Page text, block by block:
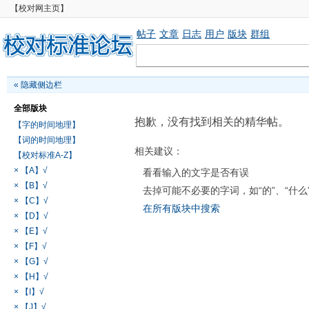
【校对网主页】
帖子 文章 日志 用户 版块 群组
« 隐藏侧边栏
全部版块
【字的时间地理】
【词的时间地理】
【校对标准A-Z】
× 【A】√
× 【B】√
× 【C】√
× 【D】√
× 【E】√
× 【F】√
× 【G】√
× 【H】√
× 【I】√
× 【J】√
抱歉，没有找到相关的精华帖。
相关建议：
看看输入的文字是否有误
去掉可能不必要的字词，如“的”、“什么
在所有版块中搜索